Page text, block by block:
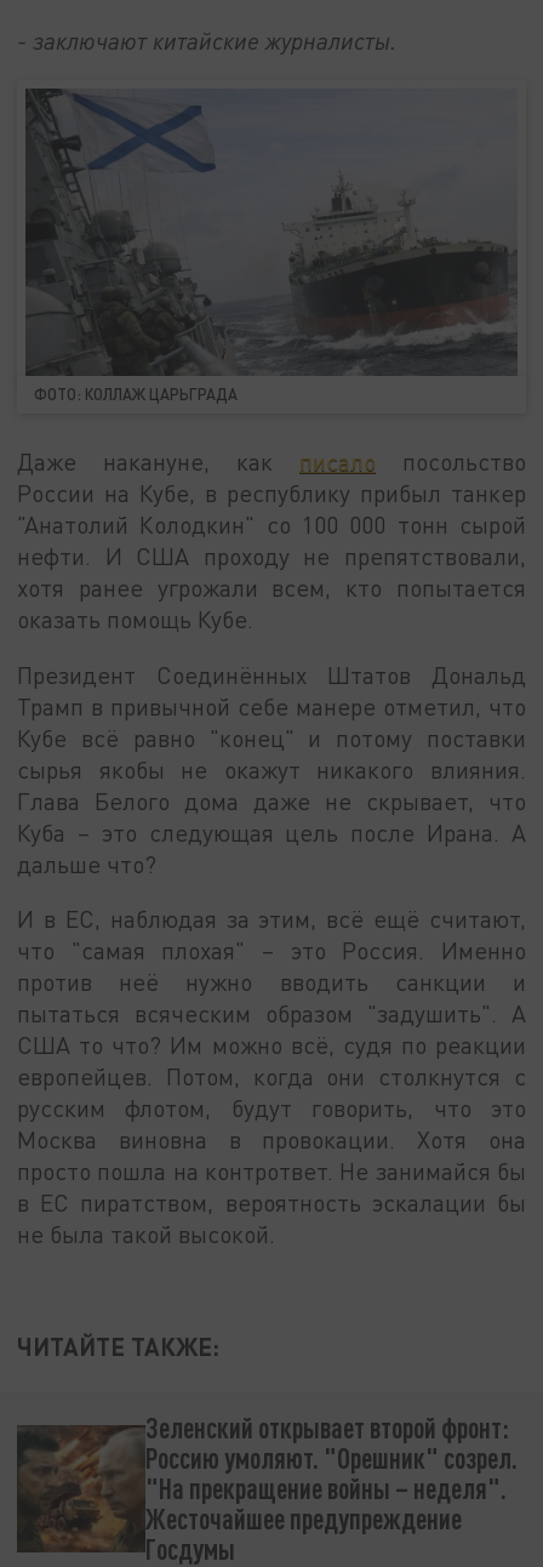
- заключают китайские журналисты.
ФОТО: КОЛЛАЖ ЦАРЬГРАДА
Даже накануне, как писало посольство
России на Кубе, в республику прибыл танкер
"Анатолий Колодкин" со 100 000 тонн сырой
нефти. И США проходу не препятствовали,
хотя ранее угрожали всем, кто попытается
оказать помощь Кубе.
Президент Соединённых Штатов Дональд
Трамп в привычной себе манере отметил, что
Кубе всё равно "конец" и потому поставки
сырья якобы не окажут никакого влияния.
Глава Белого дома даже не скрывает, что
Куба – это следующая цель после Ирана. А
дальше что?
И в ЕС, наблюдая за этим, всё ещё считают,
что "самая плохая" – это Россия. Именно
против неё нужно вводить санкции и
пытаться всяческим образом "задушить". А
США то что? Им можно всё, судя по реакции
европейцев. Потом, когда они столкнутся с
русским флотом, будут говорить, что это
Москва виновна в провокации. Хотя она
просто пошла на контрответ. Не занимайся бы
в ЕС пиратством, вероятность эскалации бы
не была такой высокой.
ЧИТАЙТЕ ТАКЖЕ:
Зеленский открывает второй фронт:
Россию умоляют. "Орешник" созрел.
"На прекращение войны – неделя".
Жесточайшее предупреждение
Госдумы